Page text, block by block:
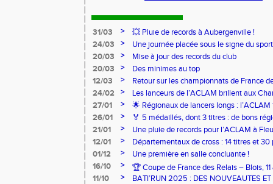
31/03 >
💥 Pluie de records à Aubergenville !
24/03
>
Une journée placée sous le signe du
20/03
>
Mise à jour des records du club
20/03
>
Des minimes au top
12/03
>
Retour sur les championnats de France
24/02
>
Les lanceurs de l’ACLAM brillent aux
Lancers Longs à Nice
27/01 >
🌟 Régionaux de lancers longs :
sur-Loire
26/01 >
🏅 5 médaillés, dont 3 titres : de bons
pour l’Aclam !
21/01 >
Une pluie de records pour l’ACLAM à
12/01
>
Départementaux de cross : 14 titres et 30
01/12
>
Une première en salle concluante !
16/10
>
🏆 Coupe de France des Relais – Blois,
11/10
>
BATI’RUN 2025 : DES NOUVEAUTES